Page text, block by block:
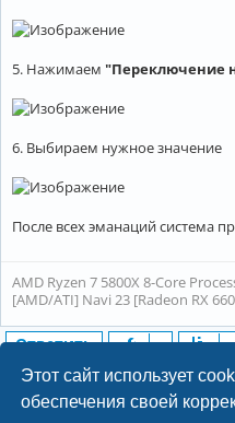
Этот сайт использует
обеспечения своей
5. Нажимаем "Переключение
6. Выбираем нужное значение
После всех эманаций система
AMD Ryzen 7 5800X 8-Core
[AMD/ATI] Navi 23 [Radeon RX
Ответить
14 сообщений